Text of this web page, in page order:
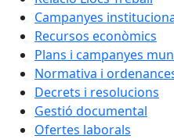
Campanyes
Recursos econòmics
Plans i campanyes
Normativa i
Decrets i resolucions
Gestió documental
Ofertes laborals